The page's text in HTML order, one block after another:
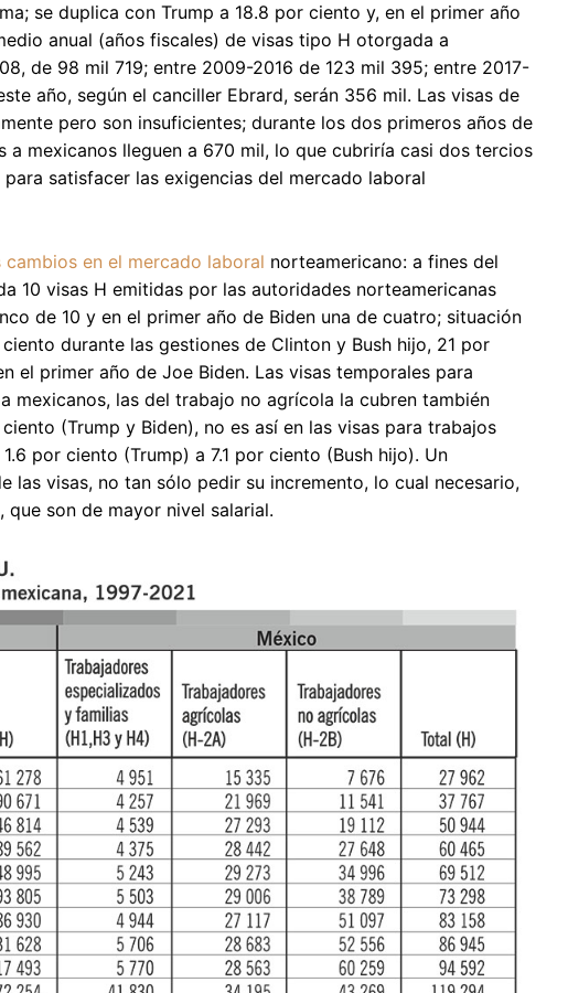
se duplica con Trump a 18.8 por ciento y, en el primer año
anual (años fiscales) de visas tipo H otorgada a
de 98 mil 719; entre 2009-2016 de 123 mil 395; entre 2017-
año, según el canciller Ebrard, serán 356 mil. Las visas de
pero son insuficientes; durante los dos primeros años de
mexicanos lleguen a 670 mil, lo que cubriría casi dos tercios
satisfacer las exigencias del mercado laboral
cambios en el mercado laboral norteamericano: a fines del
10 visas H emitidas por las autoridades norteamericanas
de 10 y en el primer año de Biden una de cuatro; situación
durante las gestiones de Clinton y Bush hijo, 21 por
primer año de Joe Biden. Las visas temporales para
mexicanos, las del trabajo no agrícola la cubren también
(Trump y Biden), no es así en las visas para trabajos
por ciento (Trump) a 7.1 por ciento (Bush hijo). Un
las visas, no tan sólo pedir su incremento, lo cual necesario,
son de mayor nivel salarial.